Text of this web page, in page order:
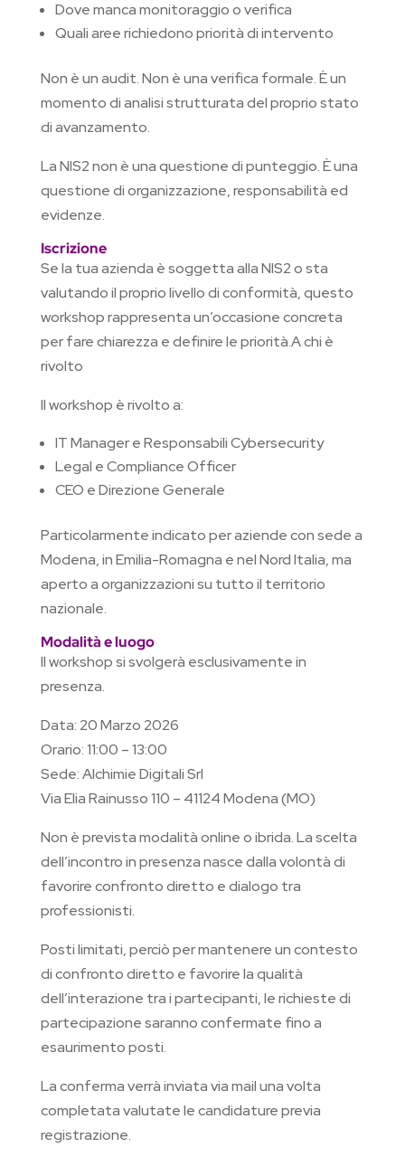
Dove manca monitoraggio o verifica
Quali aree richiedono priorità di intervento
Non è un audit. Non è una verifica formale. È un
momento di analisi strutturata del proprio stato
di avanzamento.
La NIS2 non è una questione di punteggio. È una
questione di organizzazione, responsabilità ed
evidenze.
Iscrizione
Se la tua azienda è soggetta alla NIS2 o sta
valutando il proprio livello di conformità, questo
workshop rappresenta un’occasione concreta
per fare chiarezza e definire le priorità.A chi è
rivolto
Il workshop è rivolto a:
IT Manager e Responsabili Cybersecurity
Legal e Compliance Officer
CEO e Direzione Generale
Particolarmente indicato per aziende con sede a
Modena, in Emilia-Romagna e nel Nord Italia, ma
aperto a organizzazioni su tutto il territorio
nazionale.
Modalità e luogo
Il workshop si svolgerà esclusivamente in
presenza.
Data: 20 Marzo 2026
Orario: 11:00 – 13:00
Sede: Alchimie Digitali Srl
Via Elia Rainusso 110 – 41124 Modena (MO)
Non è prevista modalità online o ibrida. La scelta
dell’incontro in presenza nasce dalla volontà di
favorire confronto diretto e dialogo tra
professionisti.
Posti limitati, perciò per mantenere un contesto
di confronto diretto e favorire la qualità
dell’interazione tra i partecipanti, le richieste di
partecipazione saranno confermate fino a
esaurimento posti.
La conferma verrà inviata via mail una volta
completata valutate le candidature previa
registrazione.